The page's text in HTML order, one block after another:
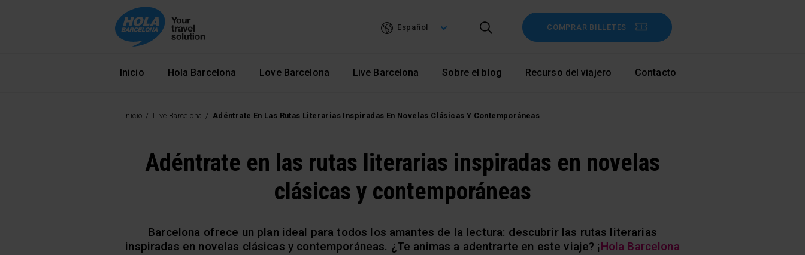
COMPRAR BILLETES
Español
Navegació principal
Inicio Hola Barcelona Love Barcelona Live Barcelona Sobre el blog Recurso del viajero Contacto
Inicio Live Barcelona Adéntrate En Las Rutas Literarias Inspiradas En Novelas Clásicas Y Contemporáneas
Adéntrate en las rutas literarias inspiradas en novelas
clásicas y contemporáneas
Barcelona ofrece un plan ideal para todos los amantes de la lectura: descubrir las rutas literarias
inspiradas en novelas clásicas y contemporáneas. ¿Te animas a adentrarte en este viaje? ¡Hola Barcelona